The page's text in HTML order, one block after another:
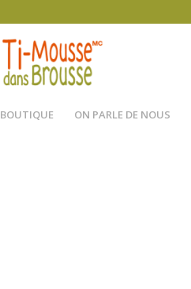
BOUTIQUE ON PARLE DE NOUS